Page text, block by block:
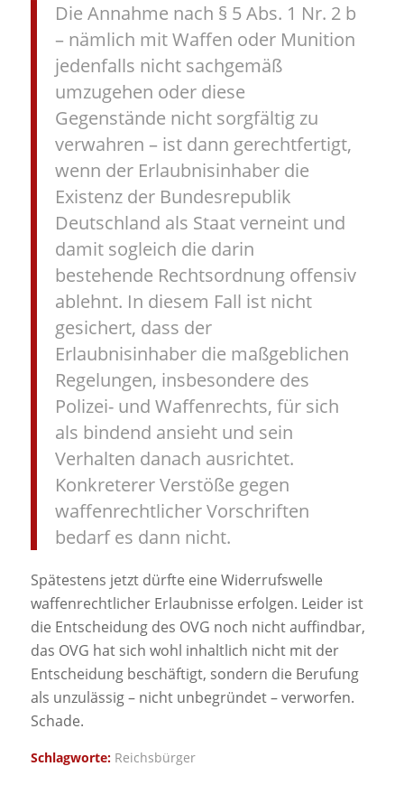
Die Annahme nach § 5 Abs. 1 Nr. 2 b
– nämlich mit Waffen oder Munition
jedenfalls nicht sachgemäß
umzugehen oder diese
Gegenstände nicht sorgfältig zu
verwahren – ist dann gerechtfertigt,
wenn der Erlaubnisinhaber die
Existenz der Bundesrepublik
Deutschland als Staat verneint und
damit sogleich die darin
bestehende Rechtsordnung offensiv
ablehnt. In diesem Fall ist nicht
gesichert, dass der
Erlaubnisinhaber die maßgeblichen
Regelungen, insbesondere des
Polizei- und Waffenrechts, für sich
als bindend ansieht und sein
Verhalten danach ausrichtet.
Konkreterer Verstöße gegen
waffenrechtlicher Vorschriften
bedarf es dann nicht.
Spätestens jetzt dürfte eine Widerrufswelle
waffenrechtlicher Erlaubnisse erfolgen. Leider ist
die Entscheidung des OVG noch nicht auffindbar,
das OVG hat sich wohl inhaltlich nicht mit der
Entscheidung beschäftigt, sondern die Berufung
als unzulässig – nicht unbegründet – verworfen.
Schade.
Schlagworte: Reichsbürger